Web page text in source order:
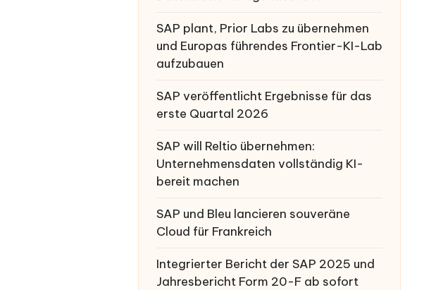
SAP plant, Prior Labs zu übernehmen
und Europas führendes Frontier-KI-Lab
aufzubauen
SAP veröffentlicht Ergebnisse für das
erste Quartal 2026
SAP will Reltio übernehmen:
Unternehmensdaten vollständig KI-
bereit machen
SAP und Bleu lancieren souveräne
Cloud für Frankreich
Integrierter Bericht der SAP 2025 und
Jahresbericht Form 20-F ab sofort